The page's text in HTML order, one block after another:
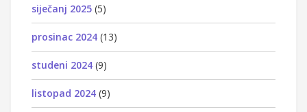
siječanj 2025 (5)
prosinac 2024 (13)
studeni 2024 (9)
listopad 2024 (9)